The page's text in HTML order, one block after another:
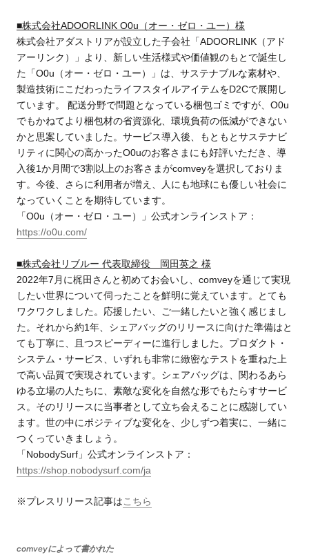
■株式会社ADOORLINK O0u（オー・ゼロ・ユー）様
株式会社アダストリアが設立した子会社「ADOORLINK（アド
アーリンク）」より、新しい生活様式や価値観のもとで誕生し
た「O0u（オー・ゼロ・ユー）」は、サステナブルな素材や、
製造技術にこだわったライフスタイルアイテムをD2Cで展開し
ています。 配送分野で問題となっている梱包ゴミですが、O0u
でもかねてより梱包材の省資源化、環境負荷の低減ができない
かと思案していました。サービス導入後、もともとサステナビ
リティに関心の高かったO0uのお客さまにも好評いただき、導
入後1か月間で3割以上のお客さまがcomveyを選択しておりま
す。今後、さらに利用者が増え、人にも地球にも優しい社会に
なっていくことを期待しています。
「O0u（オー・ゼロ・ユー）」公式オンラインストア：
https://o0u.com/
■株式会社リブルー 代表取締役 岡田英之 様
2022年7月に梶田さんと初めてお会いし、comveyを通じて実現
したい世界について伺ったことを鮮明に覚えています。とても
ワクワクしました。応援したい、ご一緒したいと強く感じまし
た。それから約1年、シェアバッグのリリースに向けた準備はと
ても丁寧に、且つスピーディーに進行しました。プロダクト・
システム・サービス、いずれも非常に緻密なテストを重ねた上
で高い品質で実現されています。シェアバッグは、関わるあら
ゆる立場の人たちに、素敵な変化を自然な形でもたらすサービ
ス。そのリリースに当事者として立ち会えることに感謝してい
ます。世の中にポジティブな変化を、少しずつ着実に、一緒に
つくっていきましょう。
「NobodySurf」公式オンラインストア：
https://shop.nobodysurf.com/ja
※プレスリリース記事はこちら
comveyによって書かれた